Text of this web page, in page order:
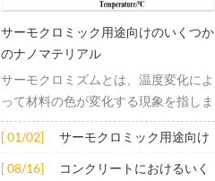
サーモクロミック用途向けのいくつか
のナノマテリアル
サーモクロミズムとは、温度変化によ
って材料の色が変化する現象を指しま
す。この変化は通常、材料の電子構造
または分子構造の変化によって引き起
こされます。その適用原理には主に次
[ 01/02]
サーモクロミック用途向け
[ 08/16]
コンクリートにおけるいく